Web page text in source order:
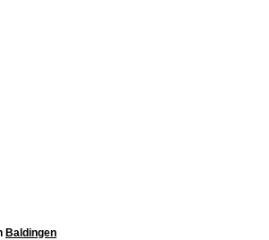
Baldingen